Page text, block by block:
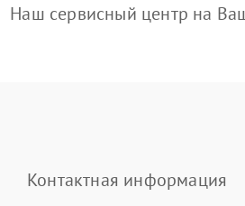
Наш сервисный центр на
Контактная информация